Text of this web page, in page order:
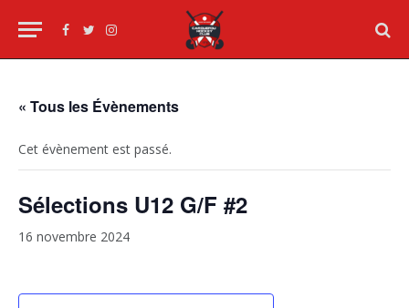
Facebook
TwitterInstagram
« Tous les Évènements
Cet évènement est passé.
Sélections U12 G/F #2
16 novembre 2024